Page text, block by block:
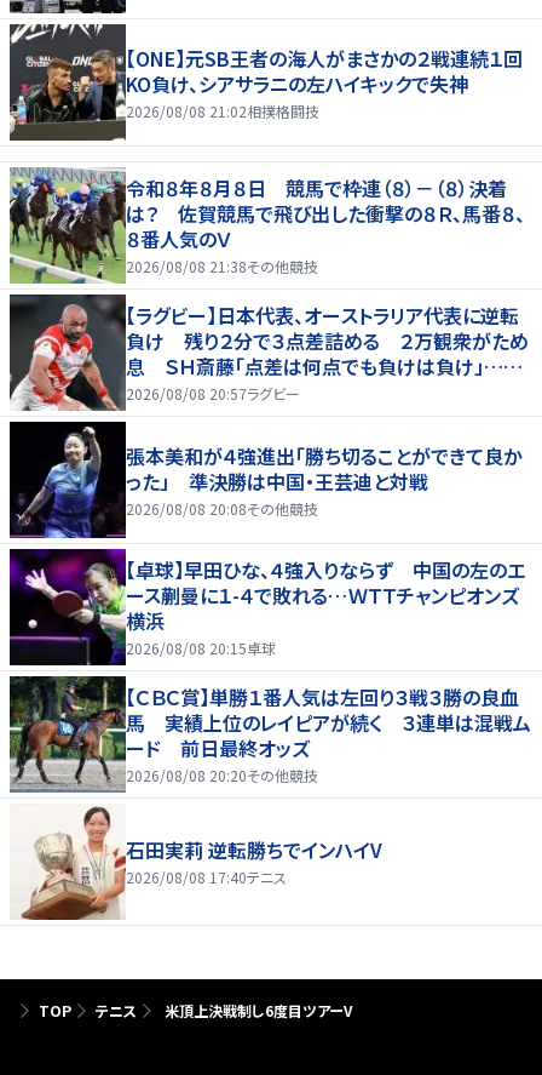
【ONE】元SB王者の海人がまさかの２戦連続１回
KO負け、シアサラニの左ハイキックで失神
2026/08/08 21:02相撲格闘技
令和８年８月８日 競馬で枠連（８）－（８）決着
は？ 佐賀競馬で飛び出した衝撃の８Ｒ、馬番８、
８番人気のＶ
2026/08/08 21:38その他競技
【ラグビー】日本代表、オーストラリア代表に逆転
負け 残り２分で３点差詰める ２万観衆がため
息 ＳＨ斎藤「点差は何点でも負けは負け」…前
半にＳＯ伊藤龍が先制トライ、３２ー３５で惜敗
2026/08/08 20:57ラグビー
張本美和が４強進出「勝ち切ることができて良か
った」 準決勝は中国・王芸迪と対戦
2026/08/08 20:08その他競技
【卓球】早田ひな、４強入りならず 中国の左のエ
ース蒯曼に１-４で敗れる…ＷＴＴチャンピオンズ
横浜
2026/08/08 20:15卓球
【ＣＢＣ賞】単勝１番人気は左回り３戦３勝の良血
馬 実績上位のレイピアが続く ３連単は混戦ム
ード 前日最終オッズ
2026/08/08 20:20その他競技
石田実莉 逆転勝ちでインハイV
2026/08/08 17:40テニス
TOP テニス 米頂上決戦制し6度目ツアーV